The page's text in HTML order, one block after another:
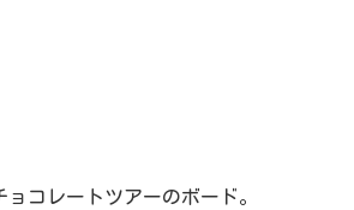
コレートツアーのボード。